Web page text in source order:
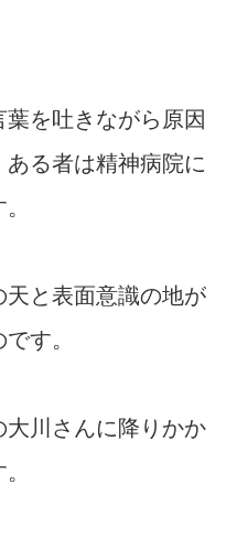
を吐きながら原因
る者は精神病院に
と表面意識の地が
す。
大川さんに降りかか